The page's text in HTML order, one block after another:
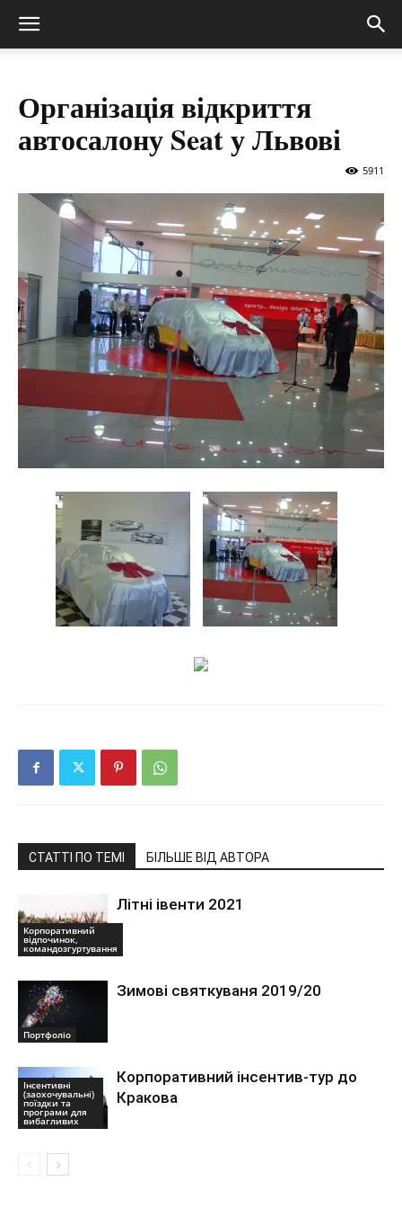
Організація відкриття
автосалону Seat у Львові
5911
СТАТТІ ПО ТЕМІ БІЛЬШЕ ВІД АВТОРА
Корпоративний
відпочинок,
командозгуртування
Літні івенти 2021
Портфоліо
Зимові святкуваня 2019/20
Інсентивні
(заохочувальні)
поїздки та
програми для
вибагливих
Корпоративний інсентив-тур до
Кракова